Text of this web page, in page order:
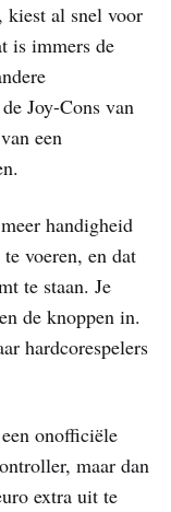
kiest al snel voor
is immers de
Joy-Cons van
een
handigheid
voeren, en dat
te staan. Je
de knoppen in.
hardcorespelers
onofficiële
maar dan
extra uit te